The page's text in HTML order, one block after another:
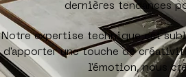
dernières tendances
Notre expertise technique est
d'apporter une touche de
l'émotion, nous